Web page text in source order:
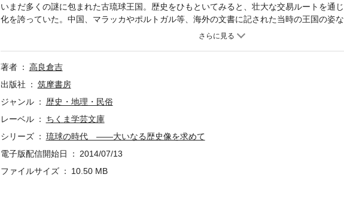
いまだ多くの謎に包まれた古琉球王国。歴史をひもといてみると、壮大な交易ルートを通
化を誇っていた。中国、マラッカやポルトガル等、海外の文書に記された当時の王国の姿な
の栄光と悲劇の歴史ドラマにわけいる。沖縄独自の文化と世界像に新たな光をあてた歴史的
著者
高良倉吉
出版社
筑摩書房
ジャンル
歴史・地理・民俗
レーベル
ちくま学芸文庫
シリーズ
琉球の時代 ――大いなる歴史像を求めて
電子版配信開始日
2014/07/13
ファイルサイズ
10.50 MB